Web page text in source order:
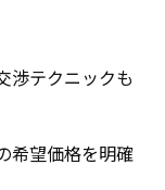
渉テクニックも
希望価格を明確